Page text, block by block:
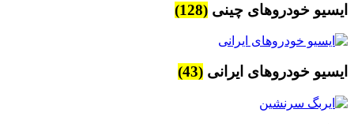
ایسیو خودروهای چینی (128)
ایسیو خودروهای ایرانی (43)